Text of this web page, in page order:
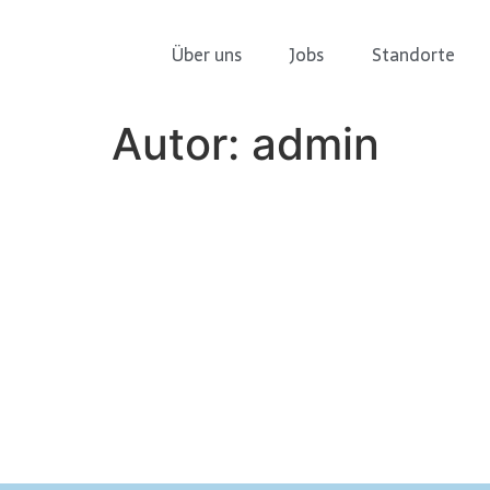
Über uns Jobs Standorte
Autor: admin